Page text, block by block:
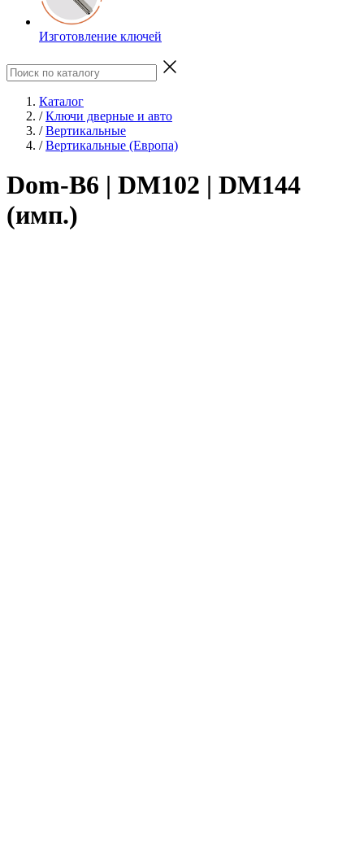
Изготовление ключей
Каталог
/ Ключи дверные и авто
/ Вертикальные
/ Вертикальные (Европа)
Dom-B6 | DM102 | DM144
(имп.)